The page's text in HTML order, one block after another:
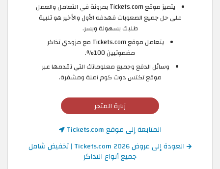
يتميز موقع Tickets.com بمرونة في التعامل والعمل
على حل جميع الصعوبات فهدفه الأول والأخير هو تلبية
طلبك بسهولة ويسر.
يتعامل موقع Tickets.com مع مزودي تذاكر
مضموتيين 100%.
وسائل الدفع وجميع معلوماتك التي تقدمها عبر
موقع تكتس دوت كوم آمنة ومشفرة.
زيارة المتجر
المتابعة إلى موقع Tickets.com
العودة إلى عروض Tickets.com 2026 | تخفيض شامل
جميع أنواع التذاكر